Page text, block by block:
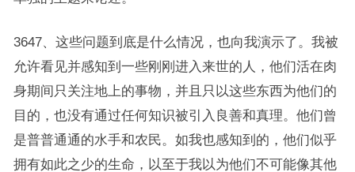
3647、这些问题到底是什么情况，也向我演示了。我被
允许看见并感知到一些刚刚进入来世的人，他们活在肉
身期间只关注地上的事物，并且只以这些东西为他们的
目的，也没有通过任何知识被引入良善和真理。他们曾
是普普通通的水手和农民。如我也感知到的，他们似乎
拥有如此之少的生命，以至于我以为他们不可能像其他